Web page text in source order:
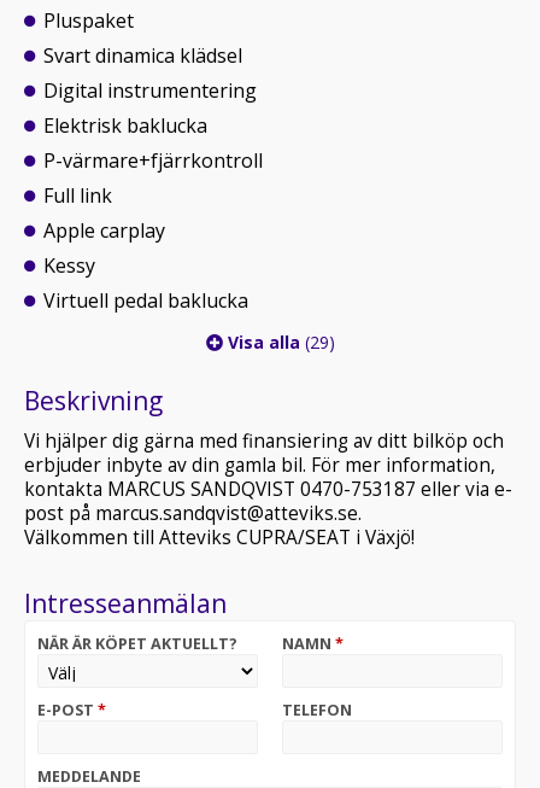
Pluspaket
Svart dinamica klädsel
Digital instrumentering
Elektrisk baklucka
P-värmare+fjärrkontroll
Full link
Apple carplay
Kessy
Virtuell pedal baklucka
Visa alla (29)
Beskrivning
Vi hjälper dig gärna med finansiering av ditt bilköp och
erbjuder inbyte av din gamla bil. För mer information,
kontakta MARCUS SANDQVIST 0470-753187 eller via e-
post på marcus.sandqvist@atteviks.se.
Välkommen till Atteviks CUPRA/SEAT i Växjö!
Intresseanmälan
NÄR ÄR KÖPET AKTUELLT? NAMN *
E-POST * TELEFON
MEDDELANDE